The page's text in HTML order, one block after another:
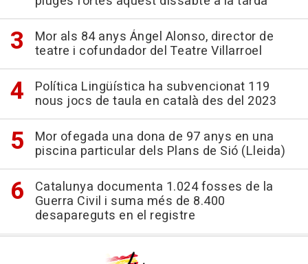
Mor als 84 anys Ángel Alonso, director de
teatre i cofundador del Teatre Villarroel
Política Lingüística ha subvencionat 119
nous jocs de taula en català des del 2023
Mor ofegada una dona de 97 anys en una
piscina particular dels Plans de Sió (Lleida)
Catalunya documenta 1.024 fosses de la
Guerra Civil i suma més de 8.400
desapareguts en el registre